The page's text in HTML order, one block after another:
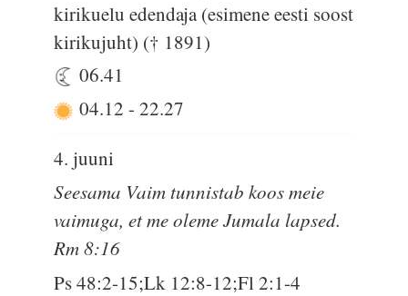
kirikuelu edendaja (esimene eesti soost
kirikujuht) († 1891)
06.41
04.12 - 22.27
4. juuni
Seesama Vaim tunnistab koos meie
vaimuga, et me oleme Jumala lapsed.
Rm 8:16
Ps 48:2-15;Lk 12:8-12;Fl 2:1-4